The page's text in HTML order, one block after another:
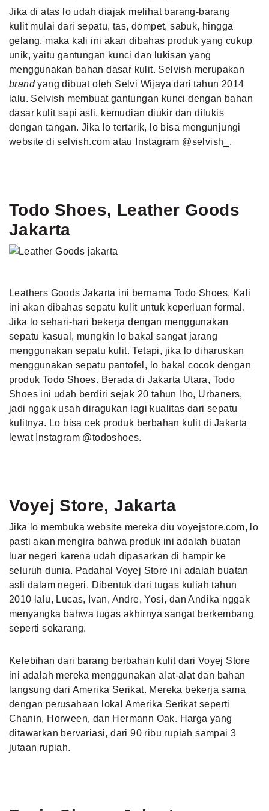
Jika di atas lo udah diajak melihat barang-barang
kulit mulai dari sepatu, tas, dompet, sabuk, hingga
gelang, maka kali ini akan dibahas produk yang cukup
unik, yaitu gantungan kunci dan lukisan yang
menggunakan bahan dasar kulit. Selvish merupakan
brandyang dibuat oleh Selvi Wijaya dari tahun 2014
lalu. Selvish membuat gantungan kunci dengan bahan
dasar kulit sapi asli, kemudian diukir dan dilukis
dengan tangan. Jika lo tertarik, lo bisa mengunjungi
website di selvish.com atau Instagram @selvish_.
Todo Shoes, Leather Goods
Jakarta
Leathers Goods Jakarta ini bernama Todo Shoes, Kali
ini akan dibahas sepatu kulit untuk keperluan formal.
Jika lo sehari-hari bekerja dengan menggunakan
sepatu kasual, mungkin lo bakal sangat jarang
menggunakan sepatu kulit. Tetapi, jika lo diharuskan
menggunakan sepatu pantofel, lo bakal cocok dengan
produk Todo Shoes. Berada di Jakarta Utara, Todo
Shoes ini udah berdiri sejak 20 tahun lho, Urbaners,
jadi nggak usah diragukan lagi kualitas dari sepatu
kulitnya. Lo bisa cek produk berbahan kulit di Jakarta
lewat Instagram @todoshoes.
Voyej Store, Jakarta
Jika lo membuka website mereka diu voyejstore.com, lo
pasti akan mengira bahwa produk ini adalah buatan
luar negeri karena udah dipasarkan di hampir ke
seluruh dunia. Padahal Voyej Store ini adalah buatan
asli dalam negeri. Dibentuk dari tugas kuliah tahun
2010 lalu, Lucas, Ivan, Andre, Yosi, dan Andika nggak
menyangka bahwa tugas akhirnya sangat berkembang
seperti sekarang.
Kelebihan dari barang berbahan kulit dari Voyej Store
ini adalah mereka menggunakan alat-alat dan bahan
langsung dari Amerika Serikat. Mereka bekerja sama
dengan perusahaan lokal Amerika Serikat seperti
Chanin, Horween, dan Hermann Oak. Harga yang
ditawarkan bervariasi, dari 90 ribu rupiah sampai 3
jutaan rupiah.